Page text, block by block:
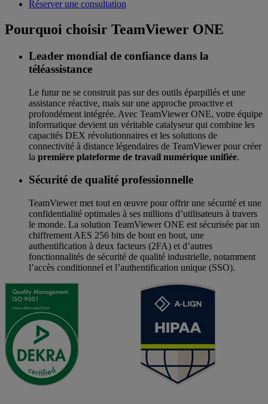
Réserver une consultation
Pourquoi choisir TeamViewer ONE
Leader mondial de confiance dans la
téléassistance
Le futur ne se construit pas sur des outils éparpillés et une
assistance réactive, mais sur une approche proactive et
profondément intégrée. Avec TeamViewer ONE, votre équipe
informatique devient un véritable catalyseur qui combine les
capacités DEX révolutionnaires et les solutions de
connectivité à distance légendaires de TeamViewer pour créer
la première plateforme de travail numérique unifiée.
Sécurité de qualité professionnelle
TeamViewer met tout en œuvre pour offrir une sécurité et une
confidentialité optimales à ses millions d’utilisateurs à travers
le monde. La solution TeamViewer ONE est sécurisée par un
chiffrement AES 256 bits de bout en bout, une
authentification à deux facteurs (2FA) et d’autres
fonctionnalités de sécurité de qualité industrielle, notamment
l’accès conditionnel et l’authentification unique (SSO).